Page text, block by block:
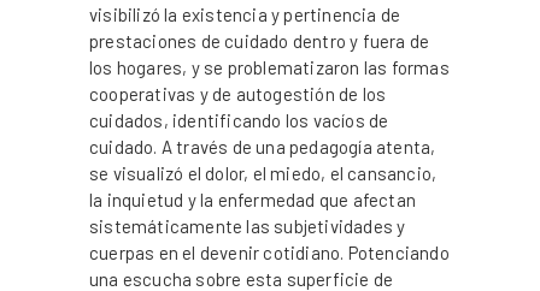
visibilizó la existencia y pertinencia de
prestaciones de cuidado dentro y fuera de
los hogares, y se problematizaron las formas
cooperativas y de autogestión de los
cuidados, identificando los vacíos de
cuidado. A través de una pedagogía atenta,
se visualizó el dolor, el miedo, el cansancio,
la inquietud y la enfermedad que afectan
sistemáticamente las subjetividades y
cuerpas en el devenir cotidiano. Potenciando
una escucha sobre esta superficie de